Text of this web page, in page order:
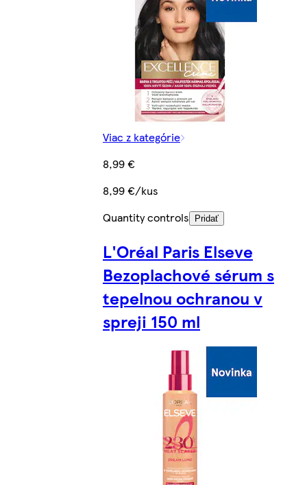
Viac z kategórie
8,99 €
8,99 €/kus
Quantity controls
Pridať
L'Oréal Paris Elseve
Bezoplachové sérum s
tepelnou ochranou v
spreji 150 ml